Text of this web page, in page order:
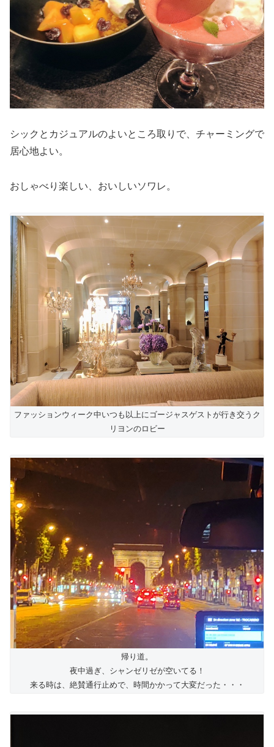
シックとカジュアルのよいところ取りで、チャーミングで
居心地よい。
おしゃべり楽しい、おいしいソワレ。
ファッションウィーク中いつも以上にゴージャスゲストが行き交うク
リヨンのロビー
帰り道。
夜中過ぎ、シャンゼリゼが空いてる！
来る時は、絶賛通行止めで、時間かかって大変だった・・・